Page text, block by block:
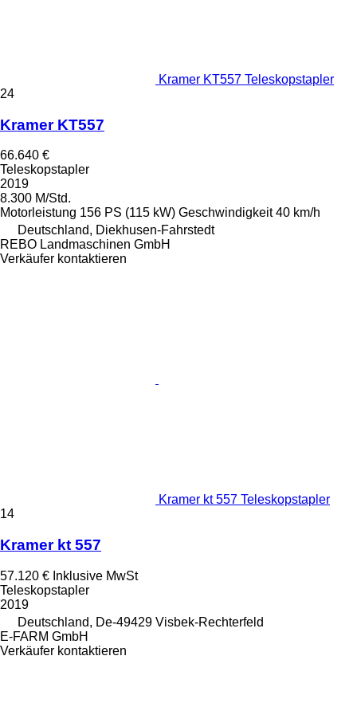
Kramer KT557 Teleskopstapler
24
Kramer KT557
66.640 €
Teleskopstapler
2019
8.300 M/Std.
Motorleistung 156 PS (115 kW) Geschwindigkeit 40 km/h
Deutschland, Diekhusen-Fahrstedt
REBO Landmaschinen GmbH
Verkäufer kontaktieren
Kramer kt 557 Teleskopstapler
14
Kramer kt 557
57.120 € Inklusive MwSt
Teleskopstapler
2019
Deutschland, De-49429 Visbek-Rechterfeld
E-FARM GmbH
Verkäufer kontaktieren